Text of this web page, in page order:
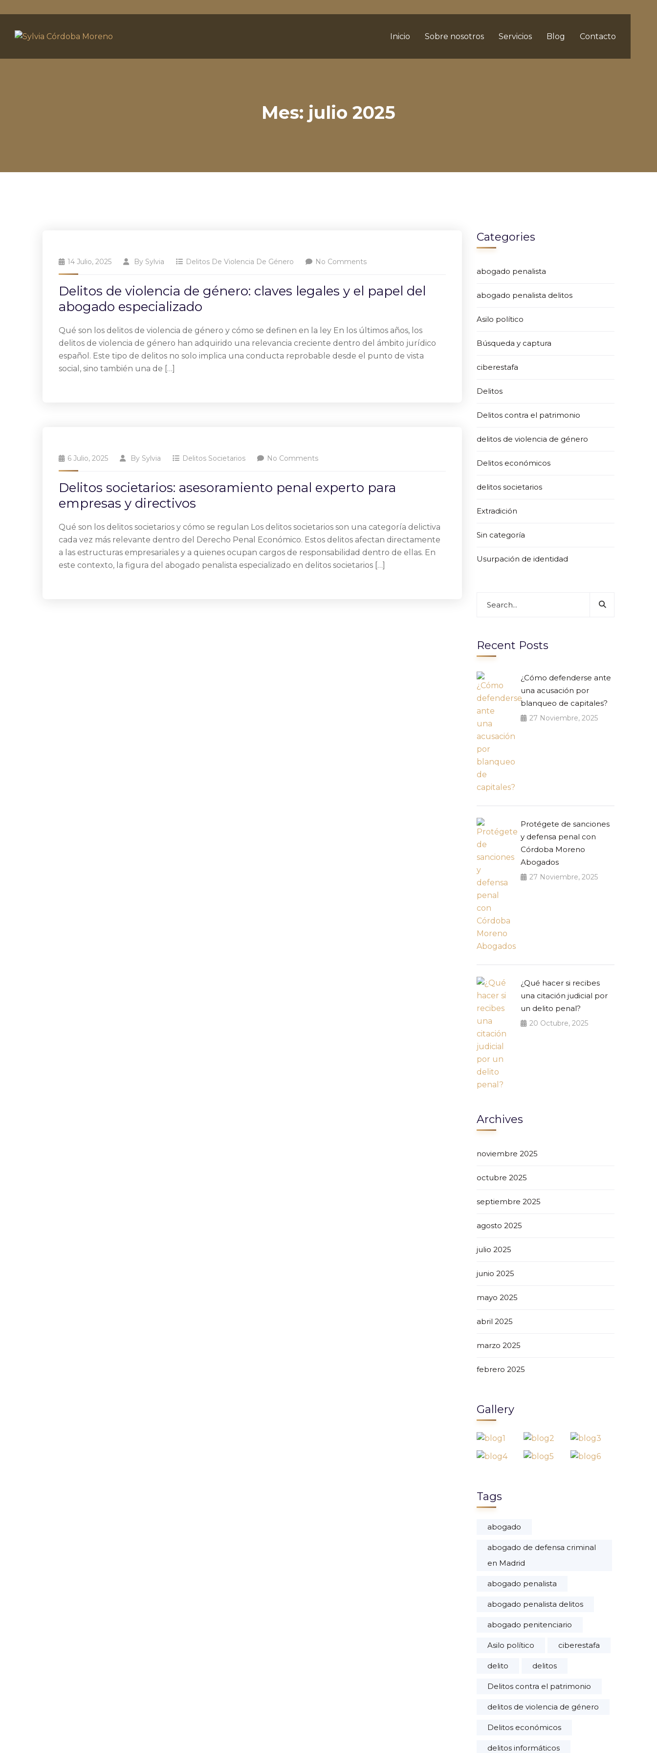
Inicio Sobre nosotros Servicios Blog Contacto
Mes: julio 2025
14 Julio, 2025 By Sylvia Delitos De Violencia De Género No Comments
Delitos de violencia de género: claves legales y el papel del
abogado especializado
Qué son los delitos de violencia de género y cómo se definen en la ley En los últimos años, los
delitos de violencia de género han adquirido una relevancia creciente dentro del ámbito jurídico
español. Este tipo de delitos no solo implica una conducta reprobable desde el punto de vista
social, sino también una de […]
6 Julio, 2025 By Sylvia Delitos Societarios No Comments
Delitos societarios: asesoramiento penal experto para
empresas y directivos
Qué son los delitos societarios y cómo se regulan Los delitos societarios son una categoría delictiva
cada vez más relevante dentro del Derecho Penal Económico. Estos delitos afectan directamente
a las estructuras empresariales y a quienes ocupan cargos de responsabilidad dentro de ellas. En
este contexto, la figura del abogado penalista especializado en delitos societarios […]
Categories
abogado penalista
abogado penalista delitos
Asilo político
Búsqueda y captura
ciberestafa
Delitos
Delitos contra el patrimonio
delitos de violencia de género
Delitos económicos
delitos societarios
Extradición
Sin categoría
Usurpación de identidad
Recent Posts
¿Cómo defenderse ante
una acusación por
blanqueo de capitales?
27 Noviembre, 2025
Protégete de sanciones
y defensa penal con
Córdoba Moreno
Abogados
27 Noviembre, 2025
¿Qué hacer si recibes
una citación judicial por
un delito penal?
20 Octubre, 2025
Archives
noviembre 2025
octubre 2025
septiembre 2025
agosto 2025
julio 2025
junio 2025
mayo 2025
abril 2025
marzo 2025
febrero 2025
Gallery
Tags
abogado
abogado de defensa criminal
en Madrid
abogado penalista
abogado penalista delitos
abogado penitenciario
Asilo político ciberestafa
delito delitos
Delitos contra el patrimonio
delitos de violencia de género
Delitos económicos
delitos informáticos